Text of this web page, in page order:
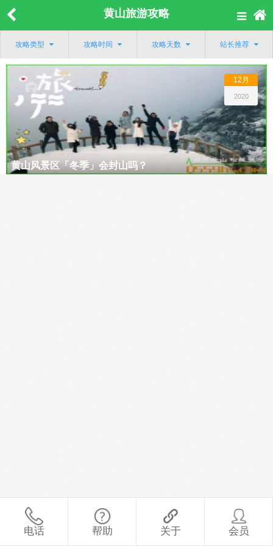
黄山旅游攻略
攻略类型 攻略时间 攻略天数 站长推荐
黄山风景区「冬季」会封山吗？
12月
2020
电话 帮助 关于 会员